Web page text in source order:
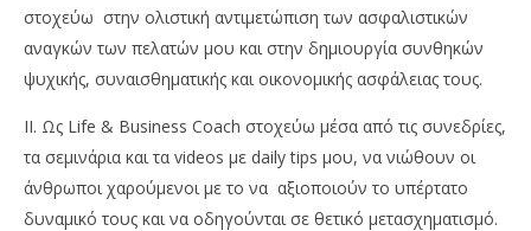
στοχεύω στην ολιστική αντιμετώπιση των ασφαλιστικών
αναγκών των πελατών μου και στην δημιουργία συνθηκών
ψυχικής, συναισθηματικής και οικονομικής ασφάλειας τους.
ΙΙ. Ως Life & Business Coach στοχεύω μέσα από τις συνεδρίες,
τα σεμινάρια και τα videos με daily tips μου, να νιώθουν οι
άνθρωποι χαρούμενοι με το να αξιοποιούν το υπέρτατο
δυναμικό τους και να οδηγούνται σε θετικό μετασχηματισμό.